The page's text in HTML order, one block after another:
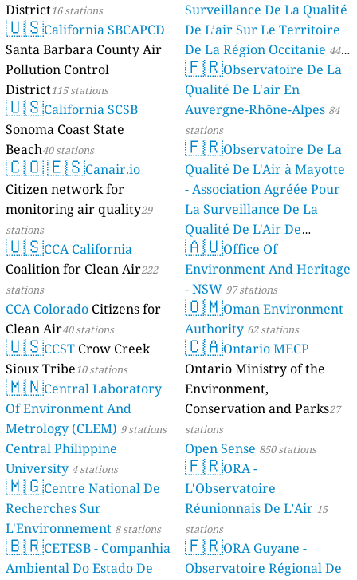
District16 stations
🇺🇸California SBCAPCD
Santa Barbara County Air
Pollution Control
District115 stations
🇺🇸California SCSB
Sonoma Coast State
Beach40 stations
🇨🇴🇪🇸Canair.io
Citizen network for
monitoring air quality29
stations
🇺🇸CCA California
Coalition for Clean Air222
stations
CCA Colorado Citizens for
Clean Air40 stations
🇺🇸CCST Crow Creek
Sioux Tribe10 stations
🇲🇳Central Laboratory
Of Environment And
Metrology (CLEM) 9 stations
Central Philippine
University 4 stations
🇲🇬Centre National De
Recherches Sur
L'Environnement 8 stations
🇧🇷CETESB - Companhia
Ambiental Do Estado De
Surveillance De La Qualité
De L’air Sur Le Territoire
De La Région Occitanie 44
stations
🇫🇷Observatoire De La
Qualité De L'air En
Auvergne-Rhône-Alpes 84
stations
🇫🇷Observatoire De La
Qualité De L'Air à Mayotte
- Association Agréée Pour
La Surveillance De La
Qualité De L'Air De
Mayotte 4 stations
🇦🇺Office Of
Environment And Heritage
- NSW 97 stations
🇴🇲Oman Environment
Authority 62 stations
🇨🇦Ontario MECP
Ontario Ministry of the
Environment,
Conservation and Parks27
stations
Open Sense 850 stations
🇫🇷ORA -
L'Observatoire
Réunionnais De L’Air 15
stations
🇫🇷ORA Guyane -
Observatoire Régional De